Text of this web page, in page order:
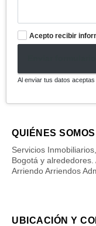
Acepto recibir
Al enviar tus datos aceptas
QUIÉNES SOMOS
Servicios
Bogotá y alrededores.
Arriendo Arriendos
UBICACIÓN Y